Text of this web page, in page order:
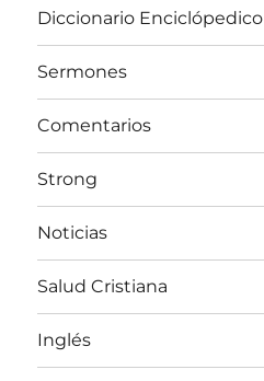
Diccionario Enciclópedico
Sermones
Comentarios
Strong
Noticias
Salud Cristiana
Inglés